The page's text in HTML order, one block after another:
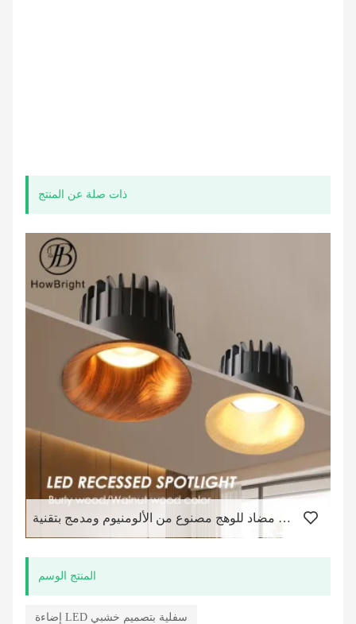
ذات صلة عن المنتج
مصباح سفلي منحني بدون إطار مضاد للوهج مصنوع من الألومنيوم ومدمج بتقنية LED
المنتج الوسم
إضاءة LED سفلية بتصميم خشبي